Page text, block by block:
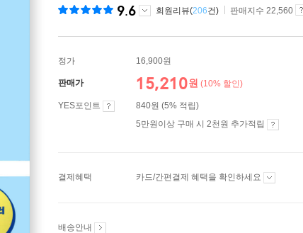
9.6 회원리뷰(206건) 판매지수 22,560
정가 16,900원
판매가 15,210원 (10% 할인)
YES포인트
840원 (5% 적립)
5만원이상 구매 시 2천원 추가적립
결제혜택 카드/간편결제 혜택을 확인하세요
배송안내